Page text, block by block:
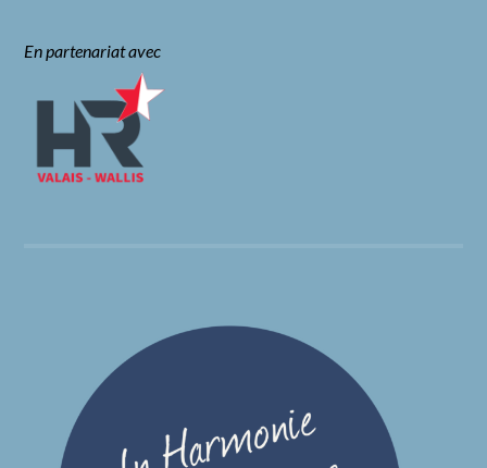
En partenariat avec